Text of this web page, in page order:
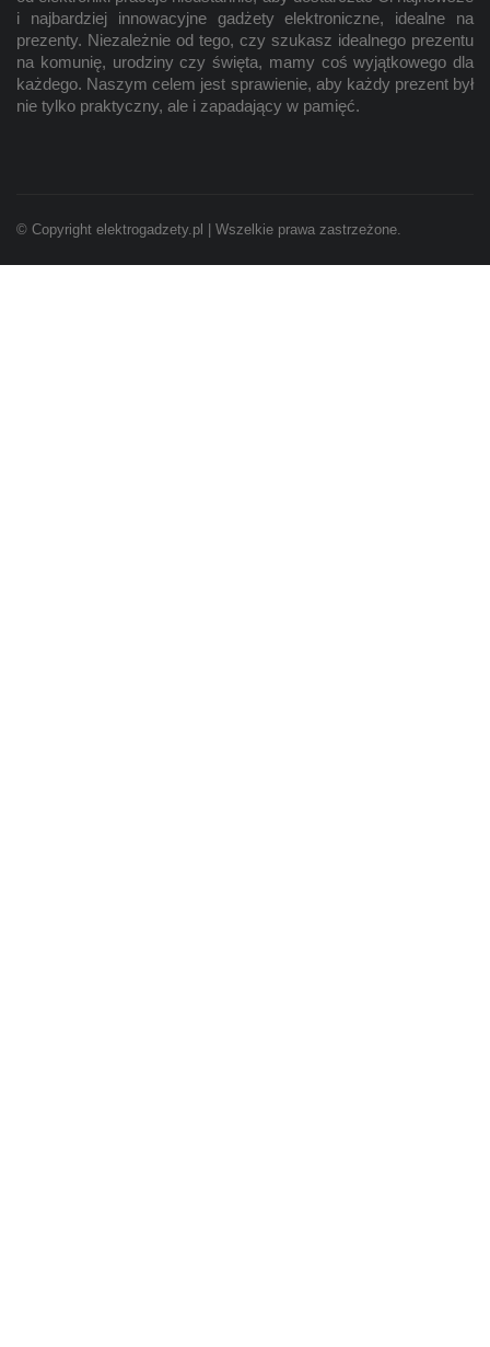
i najbardziej innowacyjne gadżety elektroniczne, idealne na
prezenty. Niezależnie od tego, czy szukasz idealnego prezentu
na komunię, urodziny czy święta, mamy coś wyjątkowego dla
każdego. Naszym celem jest sprawienie, aby każdy prezent był
nie tylko praktyczny, ale i zapadający w pamięć.
© Copyright elektrogadzety.pl | Wszelkie prawa zastrzeżone.